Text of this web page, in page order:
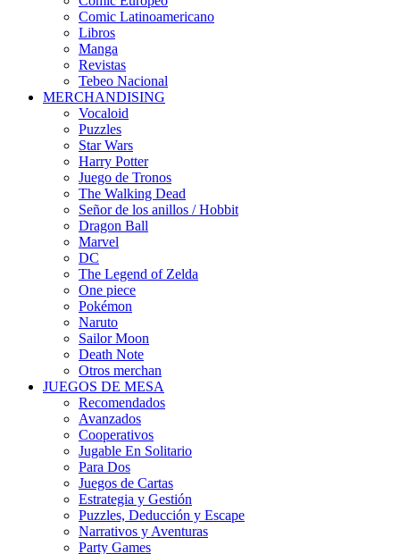
Comic Latinoamericano
Libros
Manga
Revistas
Tebeo Nacional
MERCHANDISING
Vocaloid
Puzzles
Star Wars
Harry Potter
Juego de Tronos
The Walking Dead
Señor de los anillos / Hobbit
Dragon Ball
Marvel
DC
The Legend of Zelda
One piece
Pokémon
Naruto
Sailor Moon
Death Note
Otros merchan
JUEGOS DE MESA
Recomendados
Avanzados
Cooperativos
Jugable En Solitario
Para Dos
Juegos de Cartas
Estrategia y Gestión
Puzzles, Deducción y Escape
Narrativos y Aventuras
Party Games